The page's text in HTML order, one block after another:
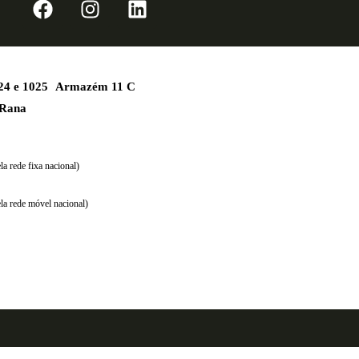
e 1025 Armazém 11 C
rede fixa nacional)
rede móvel nacional)